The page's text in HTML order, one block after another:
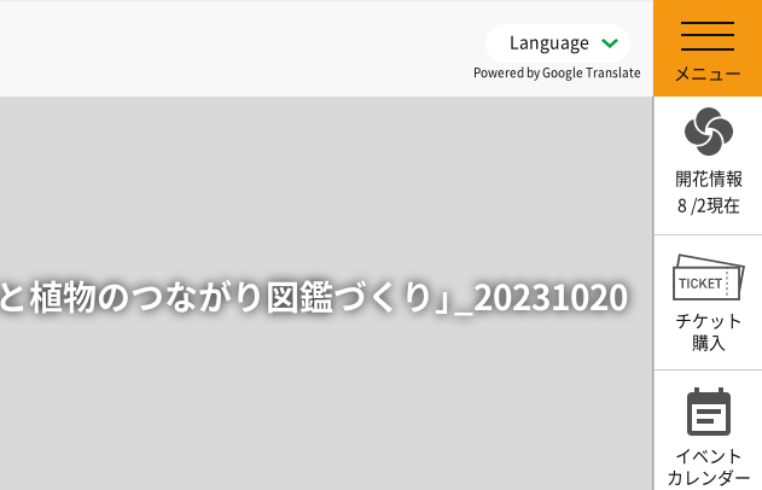
Language
Powered by Google Translate
開花情報
8 /2現在
チケット
購入
イベント
カレンダー
メニュー
物のつながり図鑑づくり」_20231020